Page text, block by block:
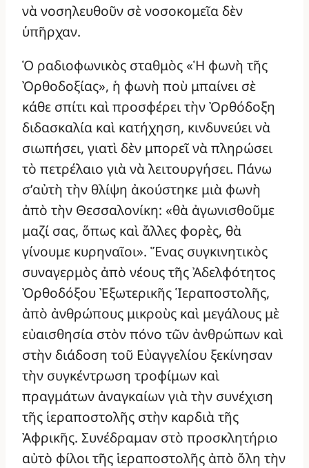
νὰ νοσηλευθοῦν σὲ νοσοκομεῖα δὲν
ὑπῆρχαν.
Ὁ ραδιοφωνικὸς σταθμὸς «Ἡ φωνὴ τῆς
Ὀρθοδοξίας», ἡ φωνὴ ποὺ μπαίνει σὲ
κάθε σπίτι καὶ προσφέρει τὴν Ὀρθόδοξη
διδασκαλία καὶ κατήχηση, κινδυνεύει νὰ
σιωπήσει, γιατὶ δὲν μπορεῖ νὰ πληρώσει
τὸ πετρέλαιο γιὰ νὰ λειτουργήσει. Πάνω
σ’αὐτὴ τὴν θλίψη ἀκούστηκε μιὰ φωνὴ
ἀπὸ τὴν Θεσσαλονίκη: «θὰ ἀγωνισθοῦμε
μαζί σας, ὅπως καὶ ἄλλες φορὲς, θὰ
γίνουμε κυρηναῖοι». Ἕνας συγκινητικὸς
συναγερμὸς ἀπὸ νέους τῆς Ἀδελφότητος
Ὀρθοδόξου Ἐξωτερικῆς Ἱεραποστολῆς,
ἀπὸ ἀνθρώπους μικροὺς καὶ μεγάλους μὲ
εὐαισθησία στὸν πόνο τῶν ἀνθρώπων καὶ
στὴν διάδοση τοῦ Εὐαγγελίου ξεκίνησαν
τὴν συγκέντρωση τροφίμων καὶ
πραγμάτων ἀναγκαίων γιὰ τὴν συνέχιση
τῆς ἱεραποστολῆς στὴν καρδιὰ τῆς
Ἀφρικῆς. Συνέδραμαν στὸ προσκλητήριο
αὐτὸ φίλοι τῆς ἱεραποστολῆς ἀπὸ ὅλη τὴν